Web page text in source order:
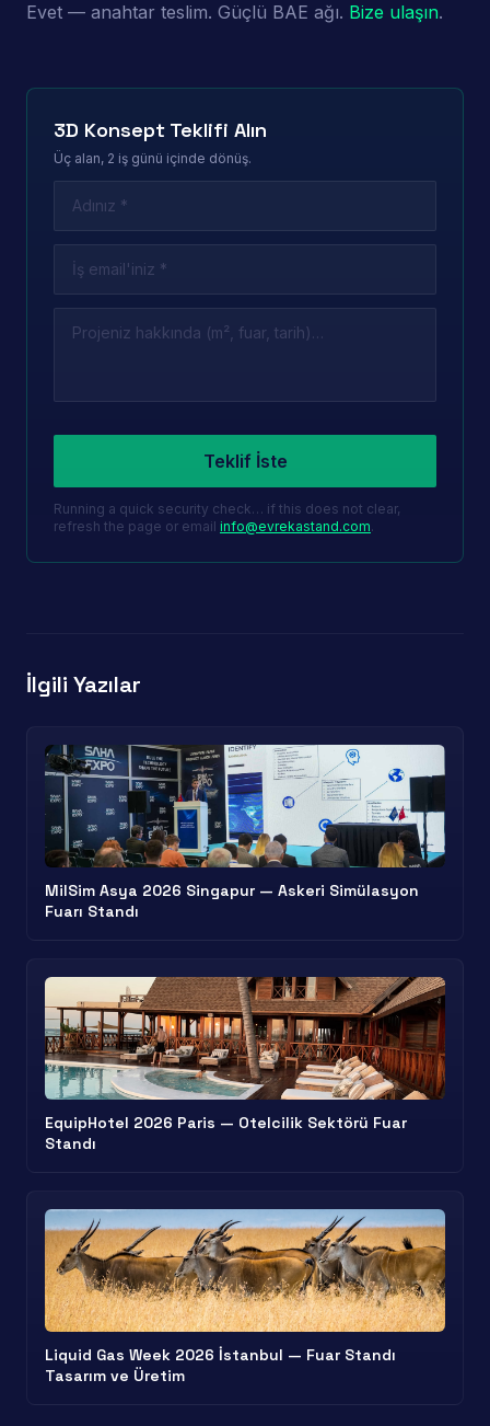
Evet — anahtar teslim. Güçlü BAE ağı. Bize ulaşın.
3D Konsept Teklifi Alın
Üç alan, 2 iş günü içinde dönüş.
Teklif İste
Running a quick security check… if this does not clear,
refresh the page or email info@evrekastand.com.
İlgili Yazılar
MilSim Asya 2026 Singapur — Askeri Simülasyon
Fuarı Standı
EquipHotel 2026 Paris — Otelcilik Sektörü Fuar
Standı
Liquid Gas Week 2026 İstanbul — Fuar Standı
Tasarım ve Üretim